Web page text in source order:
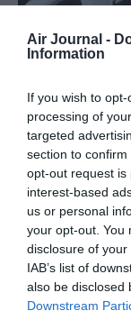
Air Journal -
Information
If you wish to
processing of
targeted
section to
opt-out request is
interest-based
us or personal
your opt-out. You
disclosure of
IAB’s list of
also be disclosed
Downstream